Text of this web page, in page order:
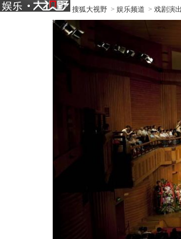
搜狐大视野 > 娱乐频道 > 戏剧演出